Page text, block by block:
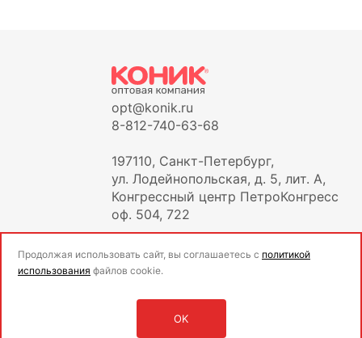
opt@konik.ru
8-812-740-63-68
197110, Санкт-Петербург,
ул. Лодейнопольская, д. 5, лит. А,
Конгрессный центр ПетроКонгресс
оф. 504, 722
Оставить заявку
Продолжая использовать сайт, вы соглашаетесь с политикой
использования файлов cookie.
OK